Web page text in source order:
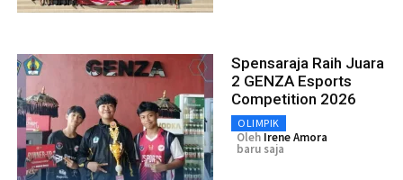
Spensaraja Raih Juara
2 GENZA Esports
Competition 2026
OLIMPIK
Oleh Irene Amora
baru saja